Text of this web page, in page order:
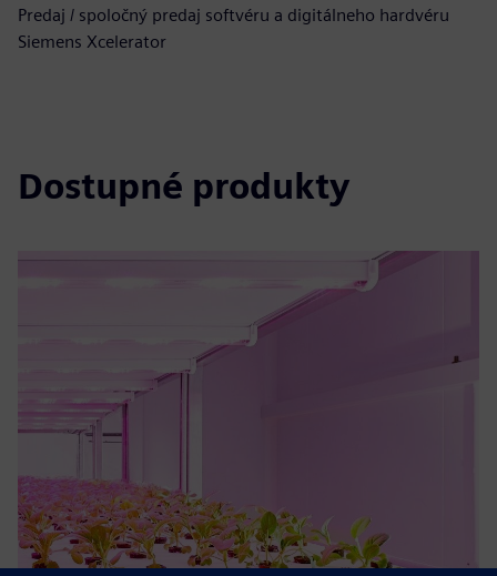
Predaj / spoločný predaj softvéru a digitálneho hardvéru
Siemens Xcelerator
Dostupné produkty